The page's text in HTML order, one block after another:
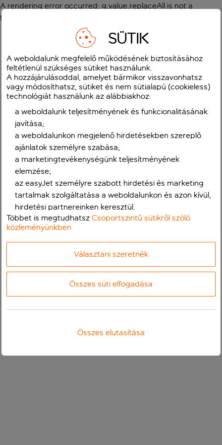
A rendering error occurred: g.value.replaceAll is not a
function
SÜTIK
A weboldalunk megfelelő működésének biztosításához
feltétlenül szükséges sütiket használunk.
A hozzájárulásoddal, amelyet bármikor visszavonhatsz
vagy módosíthatsz, sütiket és nem sütialapú (cookieless)
technológiát használunk az alábbiakhoz:
a weboldalunk teljesítményének és funkcionalitásának
javítása;
a weboldalunkon megjelenő hirdetésekben szereplő
ajánlatok személyre szabása;
a marketingtevékenységünk teljesítményének
elemzése;
az easyJet személyre szabott hirdetési és marketing
tartalmak szolgáltatása a weboldalunkon és azon kívül,
hirdetési partnereinken keresztül.
Többet is megtudhatszCsoportszintű sütikről szóló
közleményünkben
Választani szeretnék
Összes süti elfogadása
Összes elutasítása